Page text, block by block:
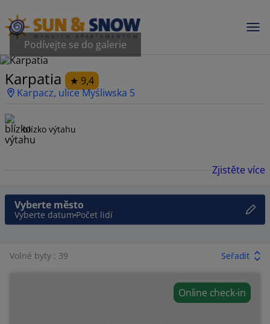
Podívejte se do galerie
Karpatia
9,4
Karpacz, ulice Myśliwska 5
blízko výtahu
Zjistěte více
Vyberte město
Vyberte datum Počet lidí
Volné byty : 39 Seřadit
Online check-in